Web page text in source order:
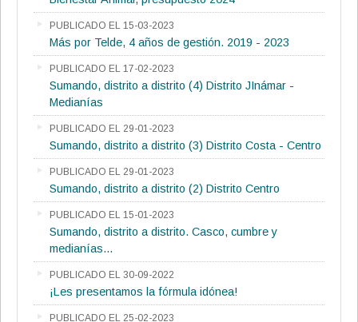
PUBLICADO EL 15-03-2023
Más por Telde, 4 años de gestión. 2019 - 2023
PUBLICADO EL 17-02-2023
Sumando, distrito a distrito (4) Distrito JInámar -
Medianías
PUBLICADO EL 29-01-2023
Sumando, distrito a distrito (3) Distrito Costa - Centro
PUBLICADO EL 29-01-2023
Sumando, distrito a distrito (2) Distrito Centro
PUBLICADO EL 15-01-2023
Sumando, distrito a distrito. Casco, cumbre y
medianías...
PUBLICADO EL 30-09-2022
¡Les presentamos la fórmula idónea!
PUBLICADO EL 25-02-2023